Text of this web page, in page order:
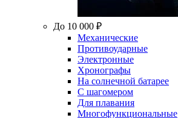
До 10 000 ₽
Механические
Противоударные
Электронные
Хронографы
На солнечной батарее
С шагомером
Для плавания
Многофункциональные